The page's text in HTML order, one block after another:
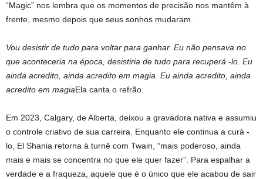
“Magic” nos lembra que os momentos de precisão nos mantêm à
frente, mesmo depois que seus sonhos mudaram.
Vou desistir de tudo para voltar para ganhar. Eu não pensava no
que aconteceria na época, desistiria de tudo para recuperá -lo. Eu
ainda acredito, ainda acredito em magia. Eu ainda acredito, ainda
acredito em magiaEla canta o refrão.
Em 2023, Calgary, de Alberta, deixou a gravadora nativa e assumiu
o controle criativo de sua carreira. Enquanto ele continua a curá -
lo, El Shania retorna à turnê com Twain, “mais poderoso, ainda
mais e mais se concentra no que ele quer fazer”. Para espalhar a
verdade e a fraqueza, aquele que é o único que ele acabou de sair